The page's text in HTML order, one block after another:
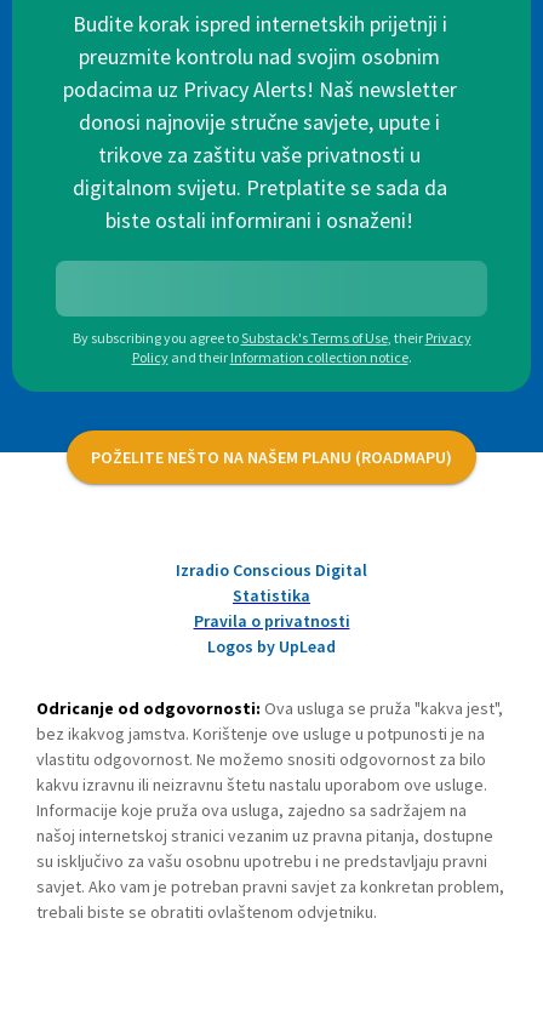
Budite korak ispred internetskih prijetnji i
preuzmite kontrolu nad svojim osobnim
podacima uz Privacy Alerts! Naš newsletter
donosi najnovije stručne savjete, upute i
trikove za zaštitu vaše privatnosti u
digitalnom svijetu. Pretplatite se sada da
biste ostali informirani i osnaženi!
By subscribing you agree toSubstack's Terms of Use, their Privacy
Policy and their Information collection notice.
POŽELITE NEŠTO NA NAŠEM PLANU (ROADMAPU)
Izradio Conscious Digital
Statistika
Pravila o privatnosti
Logos by UpLead
Odricanje od odgovornosti: Ova usluga se pruža "kakva jest",
bez ikakvog jamstva. Korištenje ove usluge u potpunosti je na
vlastitu odgovornost. Ne možemo snositi odgovornost za bilo
kakvu izravnu ili neizravnu štetu nastalu uporabom ove usluge.
Informacije koje pruža ova usluga, zajedno sa sadržajem na
našoj internetskoj stranici vezanim uz pravna pitanja, dostupne
su isključivo za vašu osobnu upotrebu i ne predstavljaju pravni
savjet. Ako vam je potreban pravni savjet za konkretan problem,
trebali biste se obratiti ovlaštenom odvjetniku.